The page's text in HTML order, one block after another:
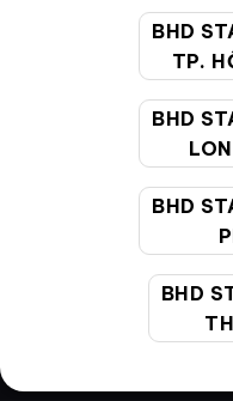
BHD
TP.
BHD
BHD
BHD
19002099
Giờ làm việc: 9:00 -